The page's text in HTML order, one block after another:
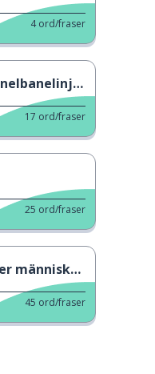
4 ord/fraser
2
17 ord/fraser
25 ord/fraser
närmare
45 ord/fraser